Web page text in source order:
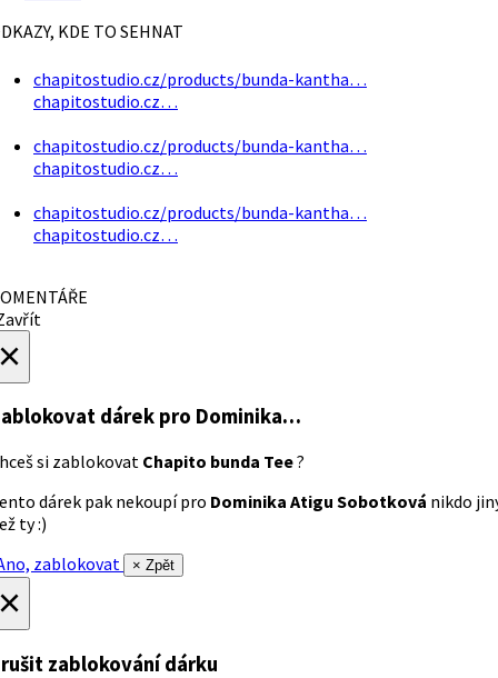
KDE TO SEHNAT
chapitostudio.cz/products/bunda-kantha…
chapitostudio.cz…
chapitostudio.cz/products/bunda-kantha…
chapitostudio.cz…
chapitostudio.cz/products/bunda-kantha…
chapitostudio.cz…
dárek pro Dominika…
si zablokovat Chapito bunda Tee?
dárek pak nekoupí pro Dominika Atigu Sobotková nikdo
ty :)
zablokovat
× Zpět
zablokování dárku